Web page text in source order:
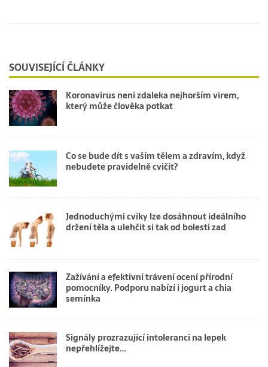
SOUVISEJÍCÍ ČLÁNKY
Koronavirus není zdaleka nejhorším virem,
který může člověka potkat
Co se bude dít s vaším tělem a zdravím, když
nebudete pravidelně cvičit?
Jednoduchými cviky lze dosáhnout ideálního
držení těla a ulehčit si tak od bolesti zad
Zažívání a efektivní trávení ocení přírodní
pomocníky. Podporu nabízí i jogurt a chia
semínka
Signály prozrazující intoleranci na lepek
nepřehlížejte…